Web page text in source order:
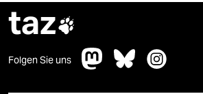
taz
Folgen Sie uns